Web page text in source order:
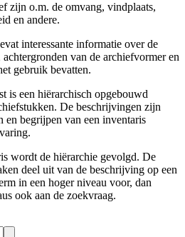
zijn o.m. de omvang, vindplaats,
en andere.
interessante informatie over de
van de archiefvormer en
gebruik bevatten.
is een hiërarchisch opgebouwd
De beschrijvingen zijn
en begrijpen van een inventaris
wordt de hiërarchie gevolgd. De
deel uit van de beschrijving op een
in een hoger niveau voor, dan
ook aan de zoekvraag.